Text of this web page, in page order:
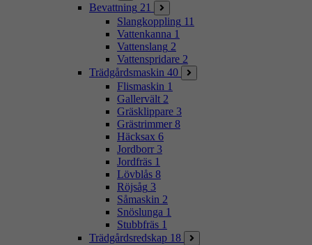
Bevattning 21
Slangkoppling 11
Vattenkanna 1
Vattenslang 2
Vattenspridare 2
Trädgårdsmaskin 40
Flismaskin 1
Gallervält 2
Gräsklippare 3
Grästrimmer 8
Häcksax 6
Jordborr 3
Jordfräs 1
Lövblås 8
Röjsåg 3
Såmaskin 2
Snöslunga 1
Stubbfräs 1
Trädgårdsredskap 18